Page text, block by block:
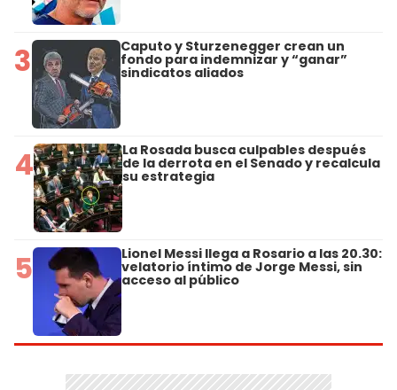
3 Caputo y Sturzenegger crean un
fondo para indemnizar y “ganar”
sindicatos aliados
4 La Rosada busca culpables después
de la derrota en el Senado y recalcula
su estrategia
5 Lionel Messi llega a Rosario a las 20.30:
velatorio íntimo de Jorge Messi, sin
acceso al público